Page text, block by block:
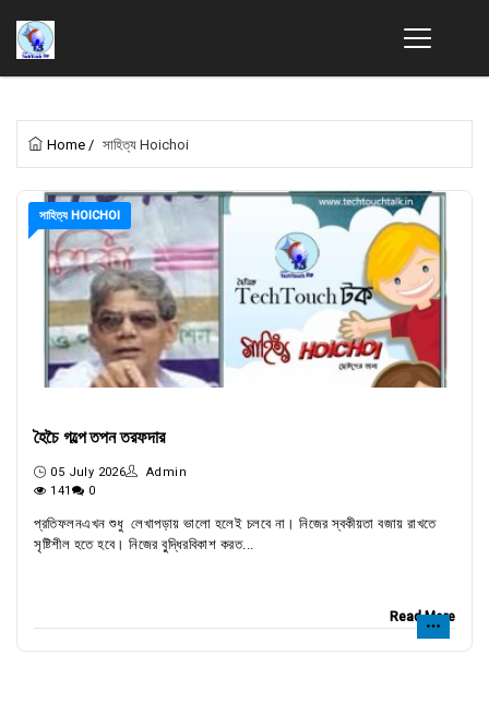
Home / সাহিত্য Hoichoi
সাহিত্য HOICHOI
হৈচৈ গল্পে তপন তরফদার
05 July 2026
Admin
141
0
প্রতিফলনএখন শুধু লেখাপড়ায় ভালো হলেই চলবে না। নিজের স্বকীয়তা বজায় রাখতে
সৃষ্টিশীল হতে হবে। নিজের বু্দ্ধিরবিকাশ করত...
Read More